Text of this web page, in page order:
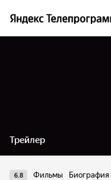
Трейлер
6.8 Фильмы Биография